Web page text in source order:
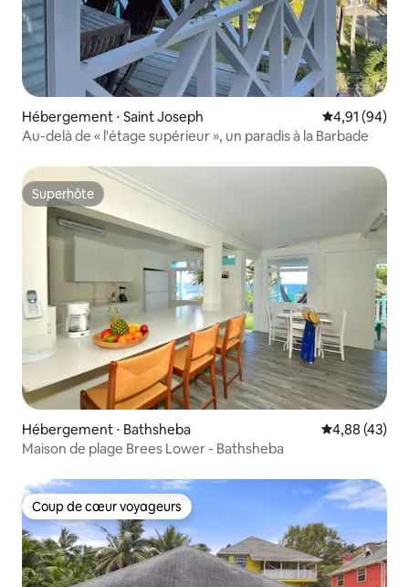
Hébergement ⋅ Saint Joseph Évaluation
4,91 (94)
Au-delà de « l'étage supérieur », un paradis à la Barbade
Superhôte
Superhôte
Hébergement ⋅ Bathsheba Évaluation
4,88 (43)
Maison de plage Brees Lower - Bathsheba
Coup de cœur voyageurs
Coup de cœur voyageurs